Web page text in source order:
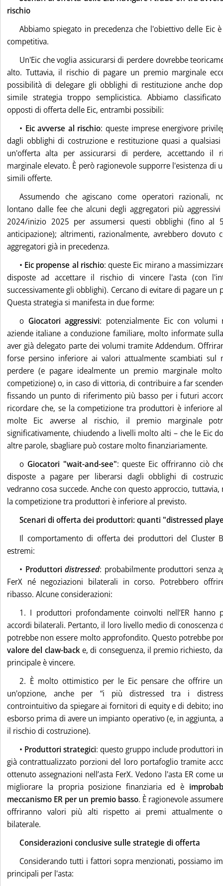
rischio
Abbiamo spiegato in precedenza che l'obiettivo delle Eic
competitiva.
Un'Eic che voglia assicurarsi di perdere dovrebbe
alto. Tuttavia, il rischio di pagare un premio marginale
possibilità di delegare gli obblighi di restituzione anche
simile strategia troppo semplicistica. Abbiamo
opposti di offerta delle Eic, entrambi possibili:
• Eic avverse al rischio: queste imprese energivore
dagli obblighi di costruzione e restituzione quasi a qualsiasi
un'offerta alta per assicurarsi di perdere, accettando il
marginale elevato. È però ragionevole supporre l'esistenza di
simili offerte.
Assumendo che agiscano come operatori razionali,
lontano dalle fee che alcuni degli aggregatori più
2024/inizio 2025 per assumersi questi obblighi (fino al
anticipazione); altrimenti, razionalmente, avrebbero dovuto
aggregatori già in precedenza.
• Eic propense al rischio: queste Eic mirano a
disposte ad accettare il rischio di vincere l'asta (con
successivamente gli obblighi). Cercano di evitare di pagare un
Questa strategia si manifesta in due forme:
o Giocatori aggressivi: potenzialmente Eic con volumi
aziende italiane a conduzione familiare, molto informate
aver già delegato parte dei volumi tramite Addendum.
forse persino inferiore ai valori attualmente scambiati sul
perdere (e pagare idealmente un premio marginale
competizione) o, in caso di vittoria, di contribuire a far
fissando un punto di riferimento più basso per i futuri
ricordare che, se la competizione tra produttori è inferiore
molte Eic avverse al rischio, il premio marginale
significativamente, chiudendo a livelli molto alti – che le Eic
altre parole, sbagliare può costare molto finanziariamente.
o Giocatori "wait-and-see": queste Eic offriranno ciò
disposte a pagare per liberarsi dagli obblighi di
vedranno cosa succede. Anche con questo approccio,
la competizione tra produttori è inferiore al previsto.
Scenari di offerta dei produttori: quanti "distressed
Il comportamento di offerta dei produttori del Cluster
estremi:
• Produttoridistressed: probabilmente produttori senza
FerX né negoziazioni bilaterali in corso. Potrebbero
ribasso. Alcune considerazioni:
1. I produttori profondamente coinvolti nell’ER
accordi bilaterali. Pertanto, il loro livello medio di conoscenza
potrebbe non essere molto approfondito. Questo potrebbe
valore del claw-backe, di conseguenza, il premio richiesto,
principale è vincere.
2. È molto ottimistico per le Eic pensare che offrire
un'opzione, anche per “i più distressed tra i
controintuitivo da spiegare ai fornitori di equity e di debito;
esborso prima di avere un impianto operativo (e, in aggiunta,
il rischio di costruzione).
• Produttori strategici: questo gruppo include produttori
già contrattualizzato porzioni del loro portafoglio tramite
ottenuto assegnazioni nell’asta FerX. Vedono l'asta ER come
migliorare la propria posizione finanziaria ed è
meccanismo ER per un premio basso. È ragionevole
offriranno valori più alti rispetto ai premi attualmente
bilaterale.
Considerazioni conclusive sulle strategie di offerta
Considerando tutti i fattori sopra menzionati, possiamo
principali per l'asta: